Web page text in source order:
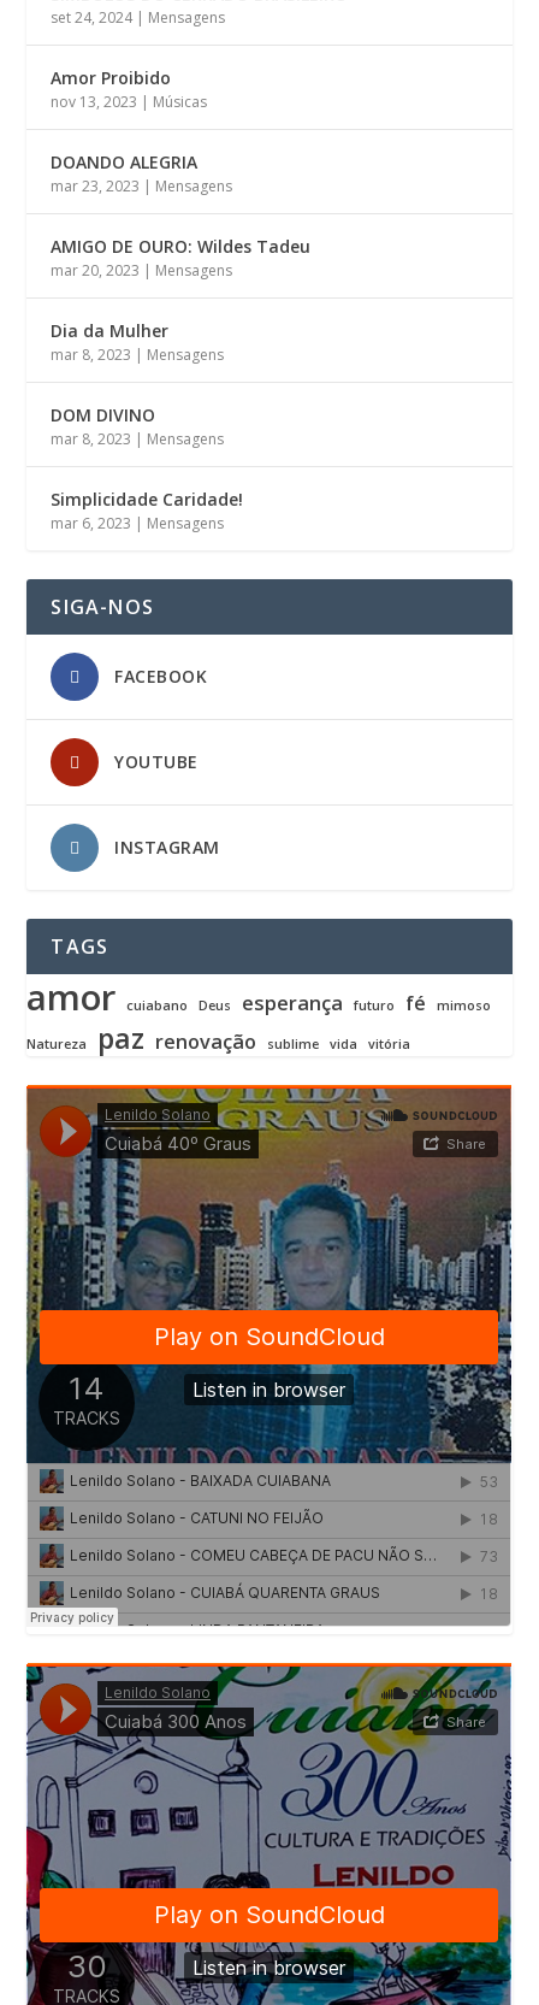
set 24, 2024| Mensagens
Amor Proibido
nov 13, 2023 | Músicas
DOANDO ALEGRIA
mar 23, 2023 | Mensagens
AMIGO DE OURO: Wildes Tadeu
mar 20, 2023 | Mensagens
Dia da Mulher
mar 8, 2023 | Mensagens
DOM DIVINO
mar 8, 2023 | Mensagens
Simplicidade Caridade!
mar 6, 2023 | Mensagens
SIGA-NOS
FACEBOOK
YOUTUBE
INSTAGRAM
TAGS
amor cuiabano Deus esperança futuro fé mimoso
Natureza paz renovação sublime vida vitória